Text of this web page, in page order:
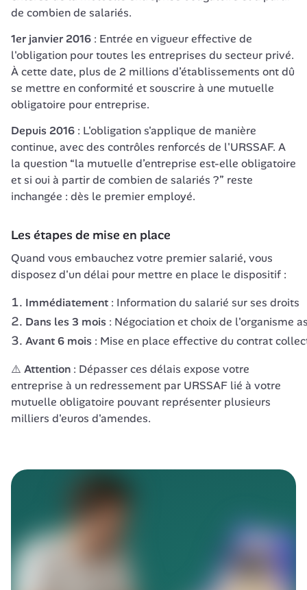
de combien de salariés.
1er janvier 2016 : Entrée en vigueur effective de
l'obligation pour toutes les entreprises du secteur privé.
À cette date, plus de 2 millions d’établissements ont dû
se mettre en conformité et souscrire à une mutuelle
obligatoire pour entreprise.
Depuis 2016 : L'obligation s'applique de manière
continue, avec des contrôles renforcés de l'URSSAF. A
la question “la mutuelle d’entreprise est-elle obligatoire
et si oui à partir de combien de salariés ?” reste
inchangée : dès le premier employé.
Les étapes de mise en place
Quand vous embauchez votre premier salarié, vous
disposez d'un délai pour mettre en place le dispositif :
Immédiatement : Information du salarié sur ses droits
Dans les 3 mois : Négociation et choix de l'organisme
Avant 6 mois : Mise en place effective du contrat
⚠️ Attention : Dépasser ces délais expose votre
entreprise à un redressement par URSSAF lié à votre
mutuelle obligatoire pouvant représenter plusieurs
milliers d'euros d'amendes.